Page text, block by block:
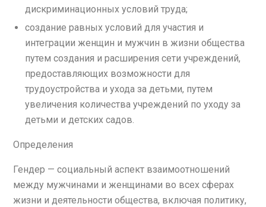
дискриминационных условий труда;
создание равных условий для участия и
интеграции женщин и мужчин в жизни общества
путем создания и расширения сети учреждений,
предоставляющих возможности для
трудоустройства и ухода за детьми, путем
увеличения количества учреждений по уходу за
детьми и детских садов.
Определения
Гендер — социальный аспект взаимоотношений
между мужчинами и женщинами во всех сферах
жизни и деятельности общества, включая политику,